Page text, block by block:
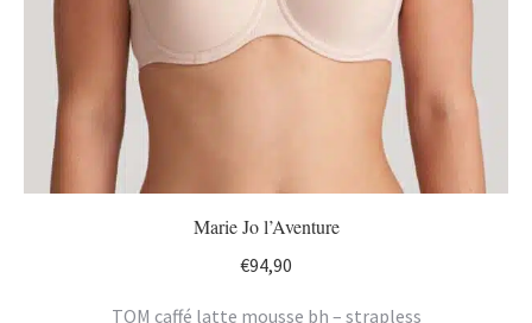
Marie Jo l’Aventure
€94,90
TOM caffé latte mousse bh – strapless